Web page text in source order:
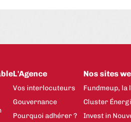
L'Agence
Vos interlocuteurs
Gouvernance
Pourquoi adhérer ?
Nos sites
Fundmeup, la
Cluster
Invest in